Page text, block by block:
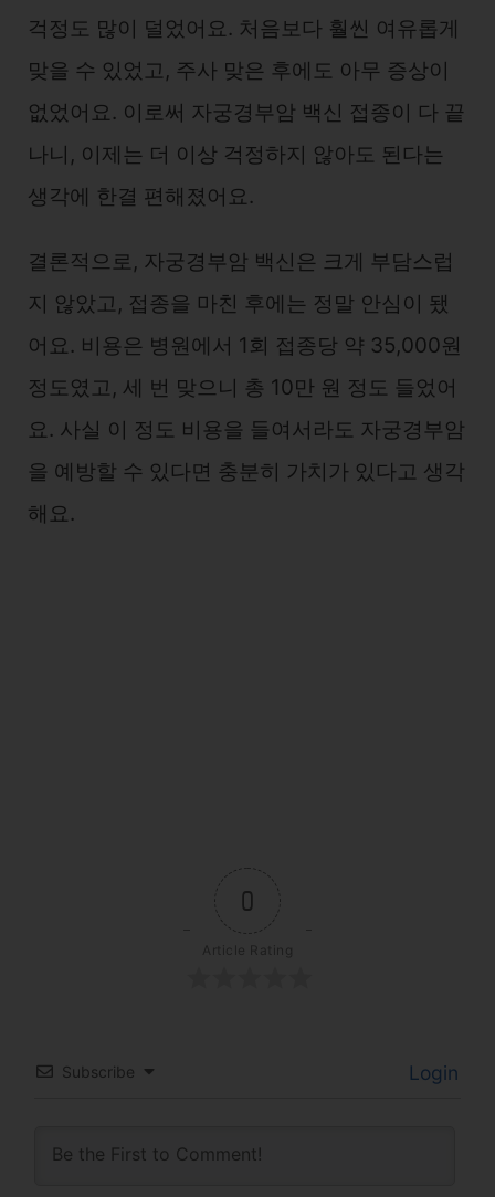
걱정도 많이 덜었어요. 처음보다 훨씬 여유롭게
맞을 수 있었고, 주사 맞은 후에도 아무 증상이
없었어요. 이로써 자궁경부암 백신 접종이 다 끝
나니, 이제는 더 이상 걱정하지 않아도 된다는
생각에 한결 편해졌어요.
결론적으로, 자궁경부암 백신은 크게 부담스럽
지 않았고, 접종을 마친 후에는 정말 안심이 됐
어요. 비용은 병원에서 1회 접종당 약 35,000원
정도였고, 세 번 맞으니 총 10만 원 정도 들었어
요. 사실 이 정도 비용을 들여서라도 자궁경부암
을 예방할 수 있다면 충분히 가치가 있다고 생각
해요.
0
Article Rating
Subscribe Login